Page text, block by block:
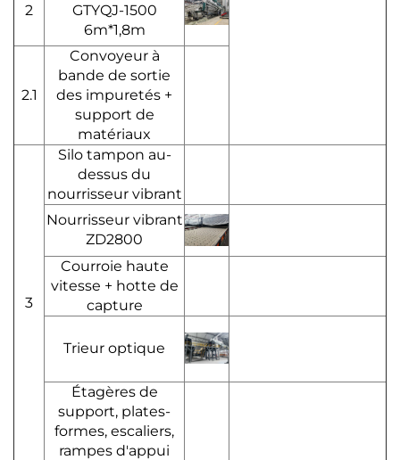
2
GTYQJ-1500
6m*1,8m
2.1
Convoyeur à
bande de sortie
des impuretés +
support de
matériaux
3
Silo tampon au-
dessus du
nourrisseur vibrant
Nourrisseur vibrant
ZD2800
Courroie haute
vitesse + hotte de
capture
Trieur optique
Étagères de
support, plates-
formes, escaliers,
rampes d'appui